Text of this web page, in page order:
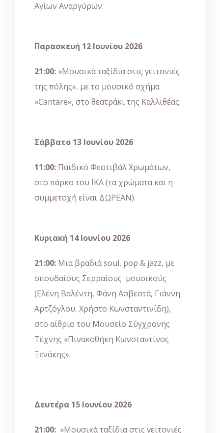
Αγίων Αναργύρων.
Παρασκευή 12 Ιουνίου 2026
21:00: «Μουσικά ταξίδια στις γειτονιές
της πόλης», με το μουσικό σχήμα
«Cantare», στο θεατράκι της Καλλιθέας.
Σάββατο 13 Ιουνίου 2026
11:00: Παιδικό Φεστιβάλ Χρωμάτων,
στο πάρκο του ΙΚΑ (τα χρώματα και η
συμμετοχή είναι ΔΩΡΕΑΝ).
Κυριακή 14Ιουνίου 2026
21:00: Μια βραδιά soul, pop & jazz, με
σπουδαίους Σερραίους μουσικούς
(Ελένη Βαλέντη, Φάνη Ασβεστά, Γιάννη
Αρτζόγλου, Χρήστο Κωνσταντινίδη),
στο αίθριο του Μουσείο Σύγχρονης
Τέχνης «Πινακοθήκη Κωνσταντίνος
Ξενάκης».
Δευτέρα 15 Ιουνίου 2026
21:00: «Μουσικά ταξίδια στις γειτονιές